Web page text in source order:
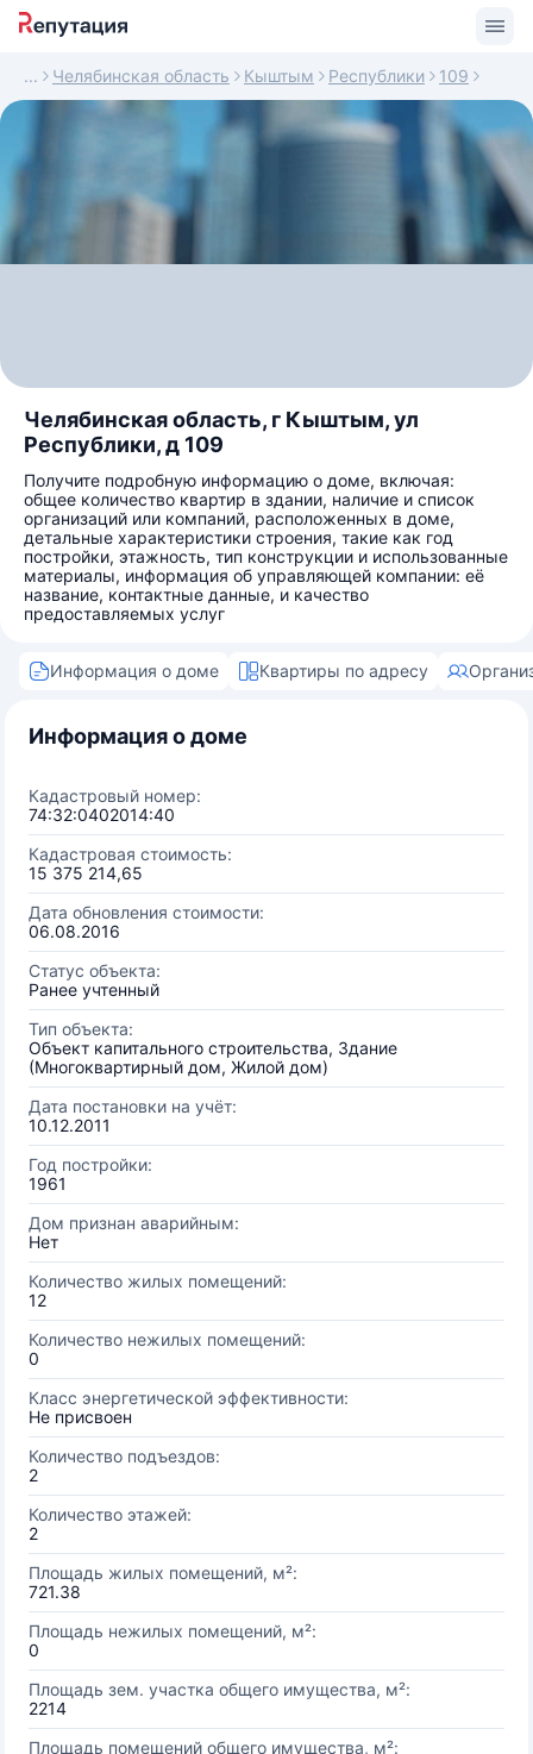
Челябинская область Кыштым Республики 109
Челябинская область, г Кыштым, ул
Республики, д 109
Получите подробную информацию о доме, включая:
общее количество квартир в здании, наличие и список
организаций или компаний, расположенных в доме,
детальные характеристики строения, такие как год
постройки, этажность, тип конструкции и использованные
материалы, информация об управляющей компании: её
название, контактные данные, и качество
предоставляемых услуг
Информация о доме Квартиры по адресу
Информация о доме
Кадастровый номер:
74:32:0402014:40
Кадастровая стоимость:
15 375 214,65
Дата обновления стоимости:
06.08.2016
Статус объекта:
Ранее учтенный
Тип объекта:
Объект капитального строительства, Здание
(Многоквартирный дом, Жилой дом)
Дата постановки на учёт:
10.12.2011
Год постройки:
1961
Дом признан аварийным:
Нет
Количество жилых помещений:
12
Количество нежилых помещений:
0
Класс энергетической эффективности:
Не присвоен
Количество подъездов:
2
Количество этажей:
2
Площадь жилых помещений, м²:
721.38
Площадь нежилых помещений, м²:
0
Площадь зем. участка общего имущества, м²:
2214
Площадь помещений общего имущества, м²: